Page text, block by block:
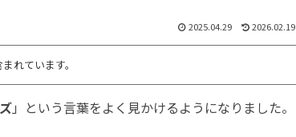
2025.04.29 2026.02.19
れています。
」という言葉をよく見かけるようになりました。